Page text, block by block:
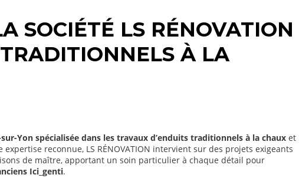
SOCIÉTÉ LS RÉNOVATION
À LA
Yon spécialisée dans les travaux d’enduits traditionnels à la chaux et
expertise reconnue, LS RÉNOVATION intervient sur des projets exigeants
de maître, apportant un soin particulier à chaque détail pour
Ici_genti.